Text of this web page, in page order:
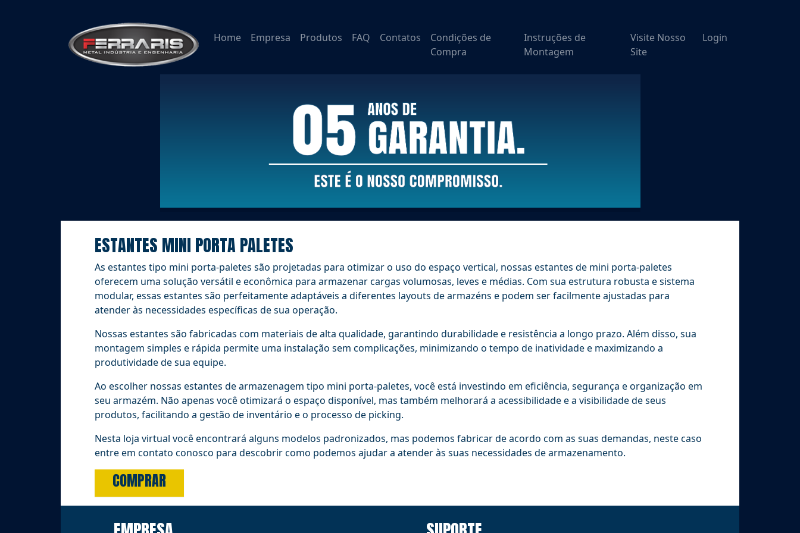
Home Empresa Produtos FAQ Contatos
Condições de
Compra
Instruções de
Montagem
Visite Nosso
Site
Login
ESTANTES MINI PORTA PALETES
As estantes tipo mini porta-paletes são projetadas para otimizar o uso do espaço vertical, nossas estantes de mini porta-paletes
oferecem uma solução versátil e econômica para armazenar cargas volumosas, leves e médias. Com sua estrutura robusta e sistema
modular, essas estantes são perfeitamente adaptáveis a diferentes layouts de armazéns e podem ser facilmente ajustadas para
atender às necessidades específicas de sua operação.
Nossas estantes são fabricadas com materiais de alta qualidade, garantindo durabilidade e resistência a longo prazo. Além disso, sua
montagem simples e rápida permite uma instalação sem complicações, minimizando o tempo de inatividade e maximizando a
produtividade de sua equipe.
Ao escolher nossas estantes de armazenagem tipo mini porta-paletes, você está investindo em eficiência, segurança e organização em
seu armazém. Não apenas você otimizará o espaço disponível, mas também melhorará a acessibilidade e a visibilidade de seus
produtos, facilitando a gestão de inventário e o processo de picking.
Nesta loja virtual você encontrará alguns modelos padronizados, mas podemos fabricar de acordo com as suas demandas, neste caso
entre em contato conosco para descobrir como podemos ajudar a atender às suas necessidades de armazenamento.
COMPRAR